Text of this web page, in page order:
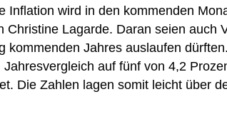
Inflation wird in den kommenden
Christine Lagarde. Daran seien auch
kommenden Jahres auslaufen
auf fünf von 4,2
Die Zahlen lagen somit leicht über